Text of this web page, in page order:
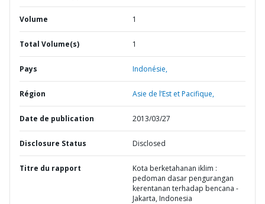
Volume 1
Total Volume(s) 1
Pays Indonésie,
Région Asie de l’Est et Pacifique,
Date de publication 2013/03/27
Disclosure Status Disclosed
Titre du rapport
Kota berketahanan iklim :
pedoman dasar pengurangan
kerentanan terhadap bencana -
Jakarta, Indonesia